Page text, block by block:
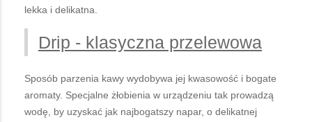
lekka i delikatna.
Drip - klasyczna przelewowa
Sposób parzenia kawy wydobywa jej kwasowość i bogate
aromaty. Specjalne żłobienia w urządzeniu tak prowadzą
wodę, by uzyskać jak najbogatszy napar, o delikatnej